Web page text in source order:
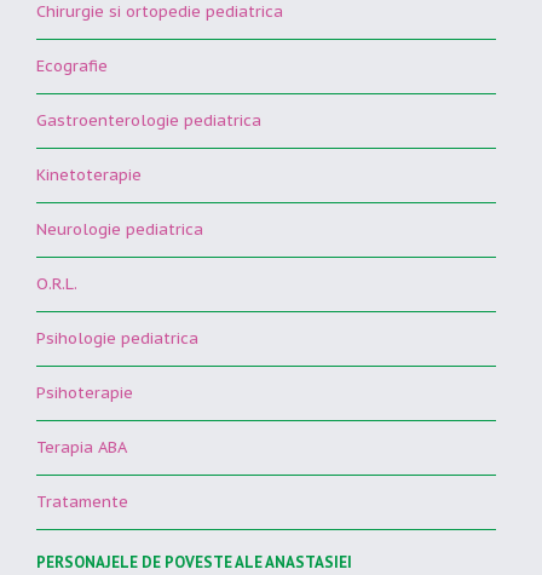
Chirurgie si ortopedie pediatrica
Ecografie
Gastroenterologie pediatrica
Kinetoterapie
Neurologie pediatrica
O.R.L.
Psihologie pediatrica
Psihoterapie
Terapia ABA
Tratamente
PERSONAJELE DE POVESTE ALE ANASTASIEI